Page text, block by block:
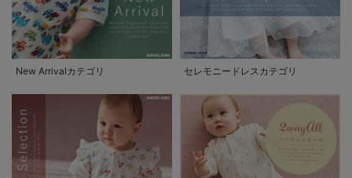
New Arrivalカテゴリ セレモニードレスカテゴリ